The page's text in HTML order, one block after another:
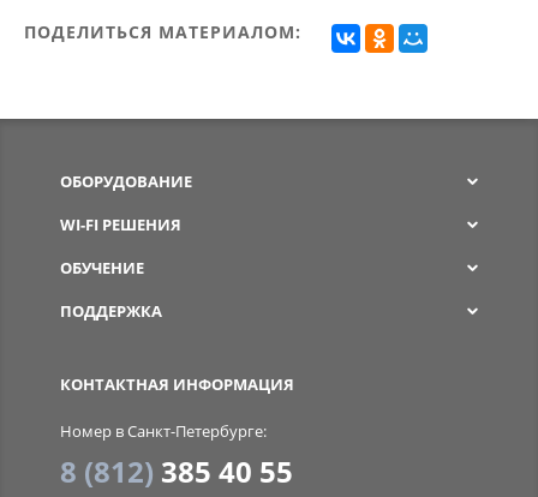
ПОДЕЛИТЬСЯ МАТЕРИАЛОМ:
КОНТАКТНАЯ ИНФОРМАЦИЯ
Номер в Санкт-Петербурге:
8 (812) 385 40 55
ОБОРУДОВАНИЕ
WI-FI РЕШЕНИЯ
ОБУЧЕНИЕ
ПОДДЕРЖКА